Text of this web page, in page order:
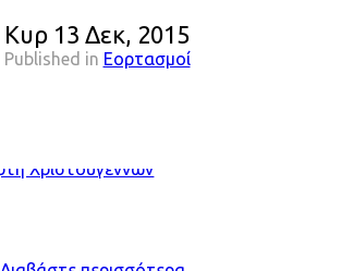
Κυρ 13 Δεκ, 2015
Published in Εορτασμοί